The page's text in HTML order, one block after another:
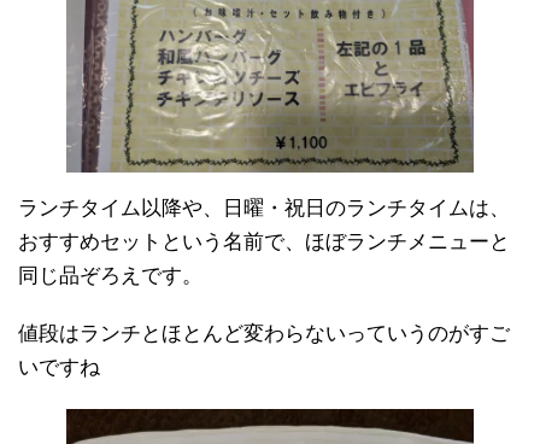
ランチタイム以降や、日曜・祝日のランチタイムは、
おすすめセットという名前で、ほぼランチメニューと
同じ品ぞろえです。
値段はランチとほとんど変わらないっていうのがすご
いですね